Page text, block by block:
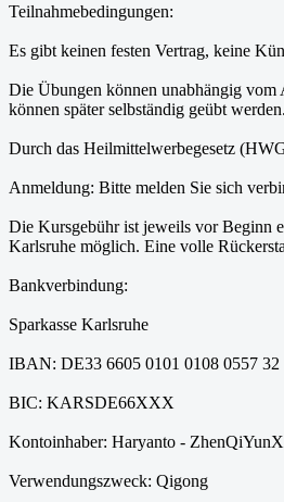
Teilnahmebedingungen:
Es gibt keinen festen Vertrag, keine
Die Übungen können unabhängig vom
können später selbständig geübt werden.
Durch das Heilmittelwerbegesetz
Anmeldung: Bitte melden Sie sich
Die Kursgebühr ist jeweils vor Beginn
Karlsruhe möglich. Eine volle
Bankverbindung:
Sparkasse Karlsruhe
IBAN: DE33 6605 0101 0108 0557 32
BIC: KARSDE66XXX
Kontoinhaber: Haryanto -
Verwendungszweck: Qigong